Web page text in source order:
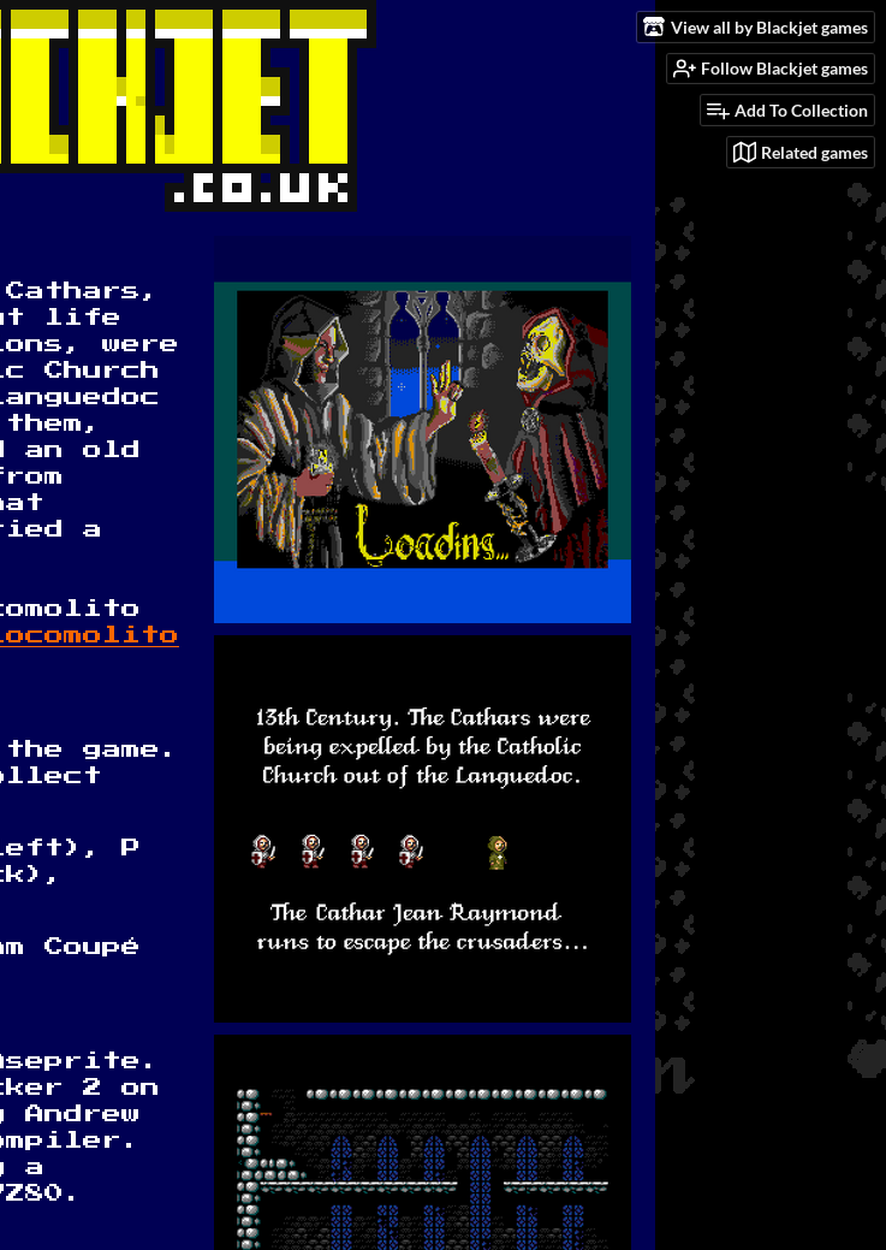
View all by Blackjet games
Follow Blackjet games
Add To Collection
Related games
life
were
Church
an old
a
game.
P
Coupé
2 on
Andrew
a